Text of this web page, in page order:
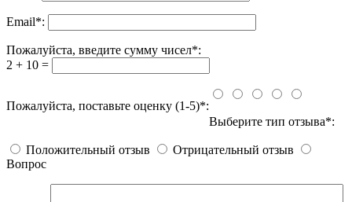
Email*:
Пожалуйста, введите сумму чисел*:
2 + 10 =
Пожалуйста, поставьте оценку (1-5)*:
Выберите тип отзыва*:
Положительный отзыв
Отрицательный отзыв
Вопрос